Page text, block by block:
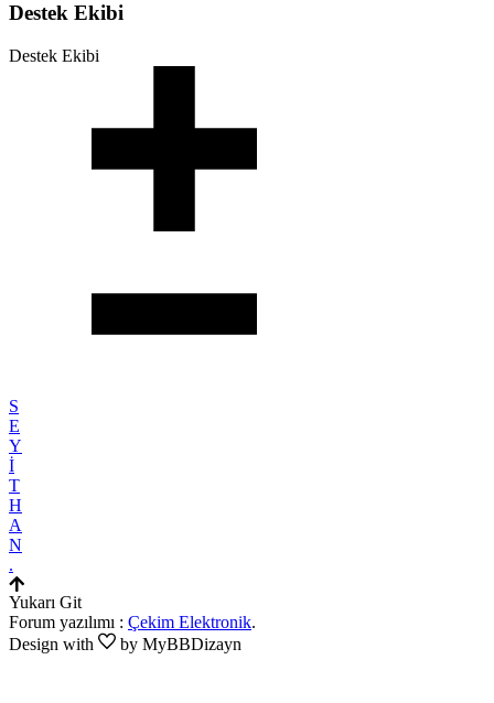
Destek Ekibi
Destek Ekibi
S
E
Y
İ
T
H
A
N
.
Yukarı Git
Forum yazılımı : Çekim Elektronik.
Design with
by MyBBDizayn